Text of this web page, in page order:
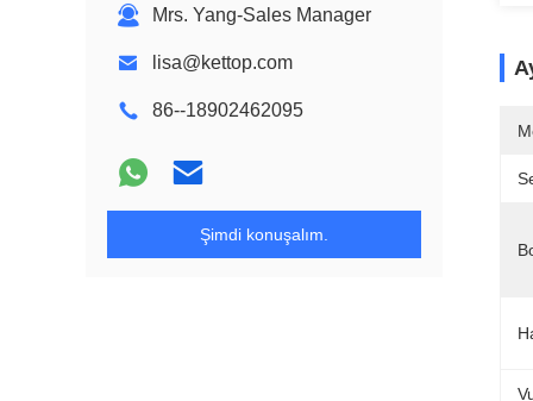
Mrs. Yang-Sales Manager
lisa@kettop.com
86--18902462095
Şimdi konuşalım.